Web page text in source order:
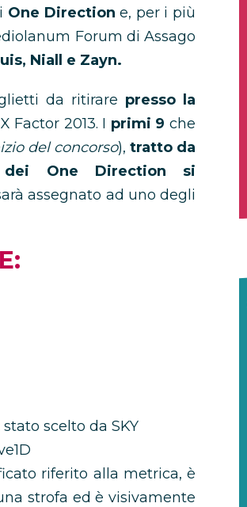
One Direction e, per i più
Forum di Assago
Niall e Zayn.
da ritirare presso la
Factor 2013. I primi 9 che
del concorso), tratto da
dei One Direction si
assegnato ad uno degli
scelto da SKY
riferito alla metrica, è
strofa ed è visivamente